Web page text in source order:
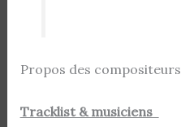
Propos des compositeurs
Tracklist & musiciens